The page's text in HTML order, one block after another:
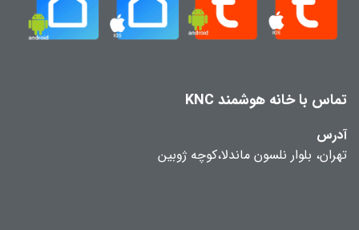
تماس با خانه هوشمند KNC
آدرس
تهران، بلوار نلسون ماندلا،کوچه ژوبین